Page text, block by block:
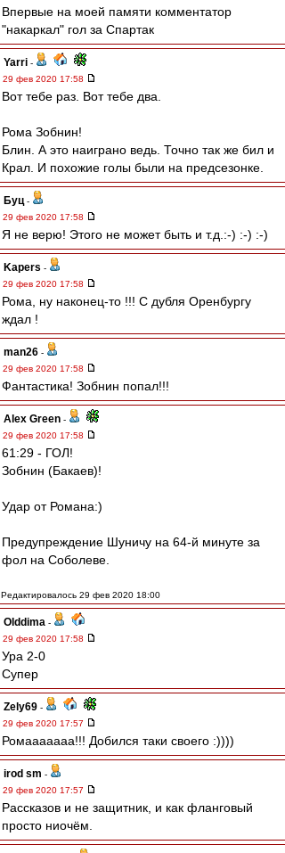
Впервые на моей памяти комментатор
"накаркал" гол за Спартак
Yarri -
29 фев 2020 17:58
Вот тебе раз. Вот тебе два.
Рома Зобнин!
Блин. А это наиграно ведь. Точно так же бил и
Крал. И похожие голы были на предсезонке.
Буц -
29 фев 2020 17:58
Я не верю! Этого не может быть и т.д.:-) :-) :-)
Kapers -
29 фев 2020 17:58
Рома, ну наконец-то !!! С дубля Оренбургу
ждал !
man26 -
29 фев 2020 17:58
Фантастика! Зобнин попал!!!
Alex Green -
29 фев 2020 17:58
61:29 - ГОЛ!
Зобнин (Бакаев)!
Удар от Романа:)
Предупреждение Шуничу на 64-й минуте за
фол на Соболеве.
Редактировалось 29 фев 2020 18:00
Olddima -
29 фев 2020 17:58
Ура 2-0
Супер
Zely69 -
29 фев 2020 17:57
Ромааааааа!!! Добился таки своего :))))
irod sm -
29 фев 2020 17:57
Рассказов и не защитник, и как фланговый
просто ниочём.